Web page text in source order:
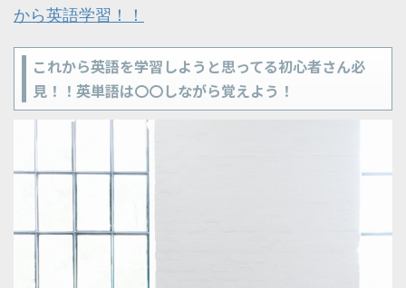
から英語学習！！
これから英語を学習しようと思ってる初心者さん必
見！！英単語は〇〇しながら覚えよう！